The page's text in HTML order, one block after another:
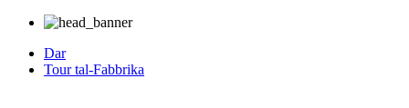
Dar
Tour tal-Fabbrika